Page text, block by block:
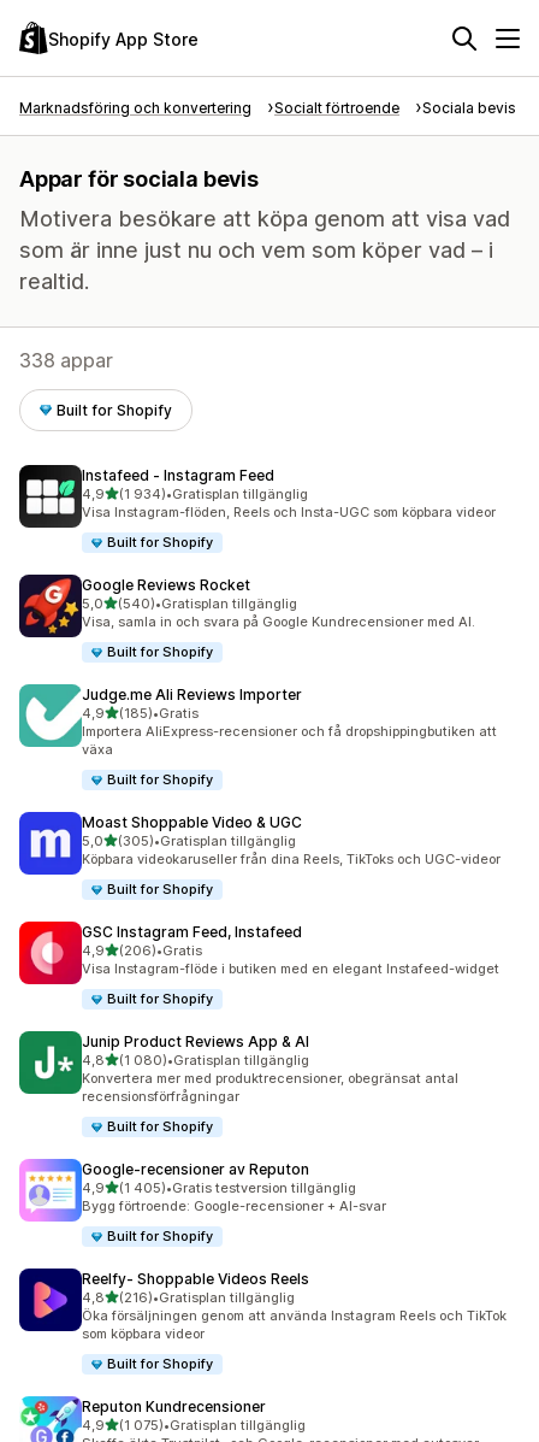
Shopify App Store
Marknadsföring och konvertering Socialt förtroende Sociala bevis
Appar för sociala bevis
Motivera besökare att köpa genom att visa vad
som är inne just nu och vem som köper vad – i
realtid.
338 appar
Built for Shopify
Instafeed ‑ Instagram Feed
4,9av 5 stjärnor
(1 934)
1934 recensioner totalt
•Gratisplan tillgänglig
Visa Instagram-flöden, Reels och Insta-UGC som köpbara videor
Built for Shopify
Google Reviews Rocket
5,0av 5 stjärnor
(540)
540 recensioner totalt
•Gratisplan tillgänglig
Visa, samla in och svara på Google Kundrecensioner med AI.
Built for Shopify
Judge.me Ali Reviews Importer
4,9av 5 stjärnor
(185)
185 recensioner totalt
•Gratis
Importera AliExpress-recensioner och få dropshippingbutiken att
växa
Built for Shopify
Moast Shoppable Video & UGC
5,0av 5 stjärnor
(305)
305 recensioner totalt
•Gratisplan tillgänglig
Köpbara videokaruseller från dina Reels, TikToks och UGC-videor
Built for Shopify
GSC Instagram Feed, Instafeed
4,9av 5 stjärnor
(206)
206 recensioner totalt
•Gratis
Visa Instagram-flöde i butiken med en elegant Instafeed-widget
Built for Shopify
Junip Product Reviews App & AI
4,8av 5 stjärnor
(1 080)
1080 recensioner totalt
•Gratisplan tillgänglig
Konvertera mer med produktrecensioner, obegränsat antal
recensionsförfrågningar
Built for Shopify
Google‑recensioner av Reputon
4,9av 5 stjärnor
(1 405)
1405 recensioner totalt
•Gratis testversion tillgänglig
Bygg förtroende: Google-recensioner + AI-svar
Built for Shopify
Reelfy‑ Shoppable Videos Reels
4,8av 5 stjärnor
(216)
216 recensioner totalt
•Gratisplan tillgänglig
Öka försäljningen genom att använda Instagram Reels och TikTok
som köpbara videor
Built for Shopify
Reputon Kundrecensioner
4,9av 5 stjärnor
(1 075)
1075 recensioner totalt
•Gratisplan tillgänglig